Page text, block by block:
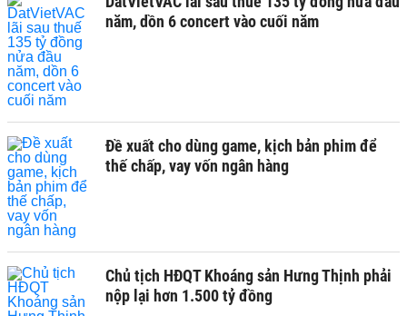
năm, dồn 6 concert vào cuối năm
Đề xuất cho dùng game, kịch bản phim để
thế chấp, vay vốn ngân hàng
Chủ tịch HĐQT Khoáng sản Hưng Thịnh phải
nộp lại hơn 1.500 tỷ đồng